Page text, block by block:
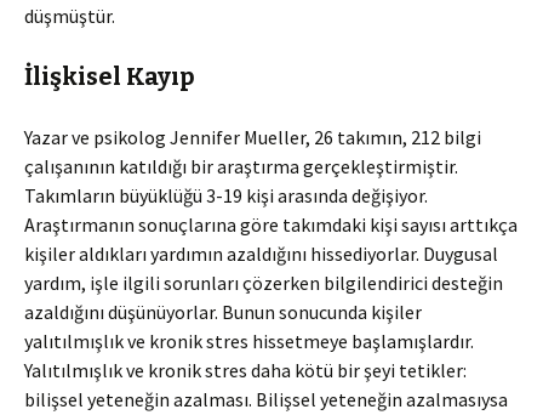
düşmüştür.
İlişkisel Kayıp
Yazar ve psikolog Jennifer Mueller, 26 takımın, 212 bilgi
çalışanının katıldığı bir araştırma gerçekleştirmiştir.
Takımların büyüklüğü 3-19 kişi arasında değişiyor.
Araştırmanın sonuçlarına göre takımdaki kişi sayısı arttıkça
kişiler aldıkları yardımın azaldığını hissediyorlar. Duygusal
yardım, işle ilgili sorunları çözerken bilgilendirici desteğin
azaldığını düşünüyorlar. Bunun sonucunda kişiler
yalıtılmışlık ve kronik stres hissetmeye başlamışlardır.
Yalıtılmışlık ve kronik stres daha kötü bir şeyi tetikler:
bilişsel yeteneğin azalması. Bilişsel yeteneğin azalmasıysa